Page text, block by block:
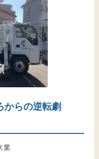
からの逆転劇
業